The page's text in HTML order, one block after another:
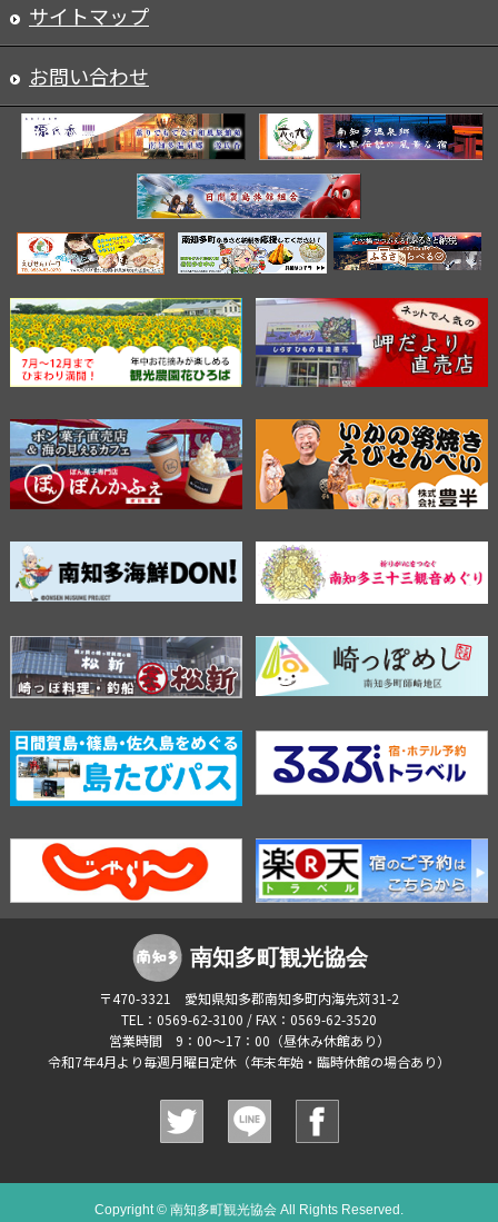
サイトマップ
お問い合わせ
南知多町観光協会
〒470-3321 愛知県知多郡南知多町内海先苅31-2
TEL：0569-62-3100 / FAX：0569-62-3520
営業時間 9：00～17：00（昼休み休館あり）
令和7年4月より毎週月曜日定休（年末年始・臨時休館の場合あり）
Copyright © 南知多町観光協会 All Rights Reserved.